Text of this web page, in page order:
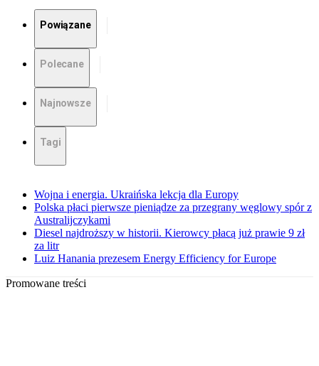
Powiązane
Polecane
Najnowsze
Tagi
Wojna i energia. Ukraińska lekcja dla Europy
Polska płaci pierwsze pieniądze za przegrany węglowy spór z
Australijczykami
Diesel najdroższy w historii. Kierowcy płacą już prawie 9 zł
za litr
Luiz Hanania prezesem Energy Efficiency for Europe
Promowane treści